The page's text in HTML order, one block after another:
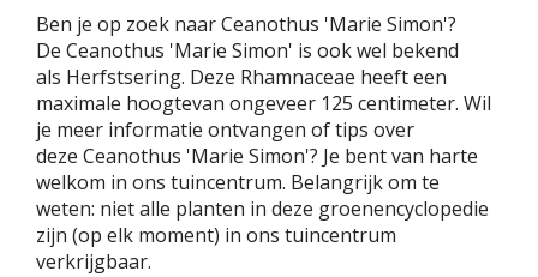
Ben je op zoek naar Ceanothus 'Marie Simon'?
De Ceanothus 'Marie Simon' is ook wel bekend
als Herfstsering. Deze Rhamnaceae heeft een
maximale hoogtevan ongeveer 125 centimeter. Wil
je meer informatie ontvangen of tips over
deze Ceanothus 'Marie Simon'? Je bent van harte
welkom in ons tuincentrum. Belangrijk om te
weten: niet alle planten in deze groenencyclopedie
zijn (op elk moment) in ons tuincentrum
verkrijgbaar.